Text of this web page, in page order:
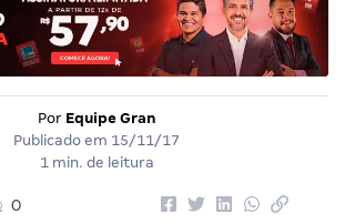
Por Equipe Gran
Publicado em 15/11/17
1 min. de leitura
0